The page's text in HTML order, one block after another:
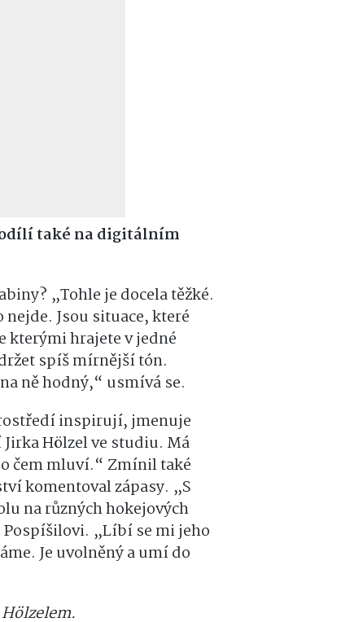
také na digitálním
„Tohle je docela těžké.
Jsou situace, které
kterými hrajete v jedné
spíš mírnější tón.
ně hodný,“ usmívá se.
inspirují, jmenuje
Hölzel ve studiu. Má
čem mluví.“ Zmínil také
komentoval zápasy. „S
na různých hokejových
„Líbí se mi jeho
Je uvolněný a umí do